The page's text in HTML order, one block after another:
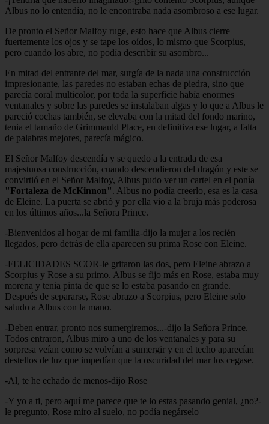
Albus no lo entendía, no le encontraba nada asombroso a ese lugar.
De pronto el Señor Malfoy ruge, esto hace que Albus cierre
fuertemente los ojos y se tape los oídos, lo mismo que Scorpius,
pero cuando los abre, no podía describir su asombro...
En mitad del entrante del mar, surgía de la nada una construcción
impresionante, las paredes no estaban echas de piedra, sino que
parecía coral multicolor, por toda la superficie había enormes
ventanales y sobre las paredes se instalaban algas y lo que a Albus le
pareció cochas también, se elevaba con la mitad del fondo marino,
tenia el tamaño de Grimmauld Place, en definitiva ese lugar, a falta
de palabras mejores, parecía mágico.
El Señor Malfoy descendía y se quedo a la entrada de esa
majestuosa construcción, cuando descendieron del dragón y este se
convirtió en el Señor Malfoy, Albus pudo ver un cartel en el ponía
"Fortaleza de McKinnon". Albus no podía creerlo, esa es la casa
de Eleine. La puerta se abrió y por ella vio a la bruja más poderosa
en los últimos años...la Señora Prince.
-Bienvenidos al hogar de mi familia-dijo la mujer a los recién
llegados, pero detrás de ella aparecen su prima Rose con Eleine.
-FELICIDADES SCOR-le gritaron las dos, pero Eleine abrazo a
Scorpius y Rose a su primo. Albus se fijo más en Rose, estaba muy
morena y tenia pinta de que se lo estaba pasando en grande.
Después de separarse, Rose abrazo a Scorpius, pero Eleine solo
saludo a Albus con la mano.
-Deben entrar, pronto nos sumergiremos...-dijo la Señora Prince.
Todos entraron, Albus miro a uno de los ventanales y para su
sorpresa veían como se volvían a sumergir y en el techo aparecían
destellos de luz que impedían que la oscuridad del mar los cegase.
-Al, te he echado de menos-dijo Rose
-Y yo a ti, pero aquí me parece que te lo estas pasando genial, ¿no?-
le pregunto, Rose miro al suelo, no podía negárselo